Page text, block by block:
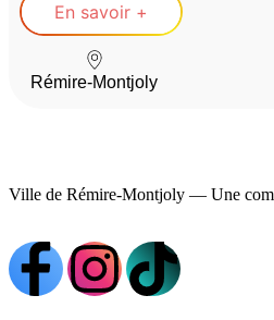
En savoir +
Rémire-Montjoly
Ville de Rémire-Montjoly — Une